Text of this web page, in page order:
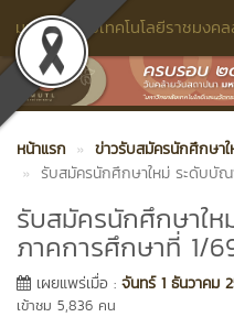
มหาวิทยาลัยเทคโนโลยีราชมงค
หน้าแรก ข่าวรับสมัครนักศึกษา
รับสมัครนักศึกษาใหม่ ระดับบั
รับสมัครนักศึกษาใ
ภาคการศึกษาที่ 1/
เผยแพร่เมื่อ : จันทร์ 1 ธันวาคม
เข้าชม 5,836 คน